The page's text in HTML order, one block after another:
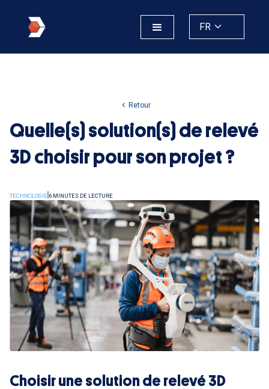
FR
Retour
Quelle(s) solution(s) de relevé
3D choisir pour son projet ?
TECHNOLOGIE 6 MINUTES DE LECTURE
Choisir une solution de relevé 3D